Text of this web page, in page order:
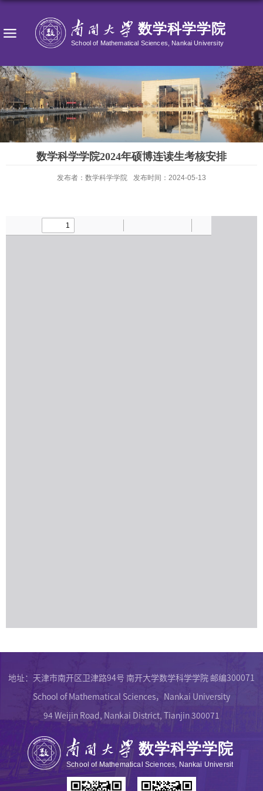
数学科学学院2024年硕博连读生考核安排
发布者：数学科学学院 发布时间：2024-05-13
地址：天津市南开区卫津路94号 南开大学数学科学学院 邮编300071
School of Mathematical Sciences，Nankai University
94 Weijin Road, Nankai District, Tianjin 300071